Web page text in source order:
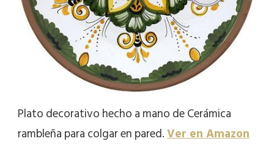
Plato decorativo hecho a mano de Cerámica
rambleña para colgar en pared.Ver en Amazon